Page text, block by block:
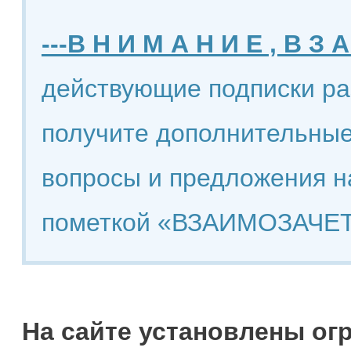
---В Н И М А Н И Е , В З
действующие подписки
получите
вопросы и предложения
пометкой
На сайте установлены